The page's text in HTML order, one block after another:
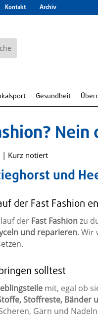
Kontakt Archiv
Gesundheit
Nein
| Kurz notiert
und
der Fast Fashion
der Fast Fashionzu
und reparieren. Wir
solltest
mit, egal ob
Stoffreste, Bänder
Garn und